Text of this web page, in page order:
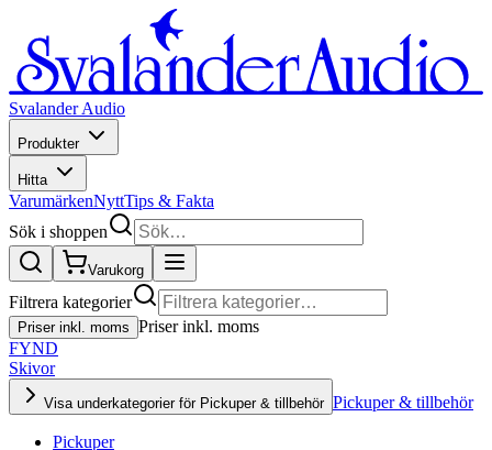
Svalander Audio
Produkter
Hitta
VarumärkenNyttTips & Fakta
Sök i shoppen
Varukorg
Filtrera kategorier
Priser inkl. moms Priser inkl. moms
FYND
Skivor
Visa underkategorier för Pickuper & tillbehör Pickuper & tillbehör
Pickuper